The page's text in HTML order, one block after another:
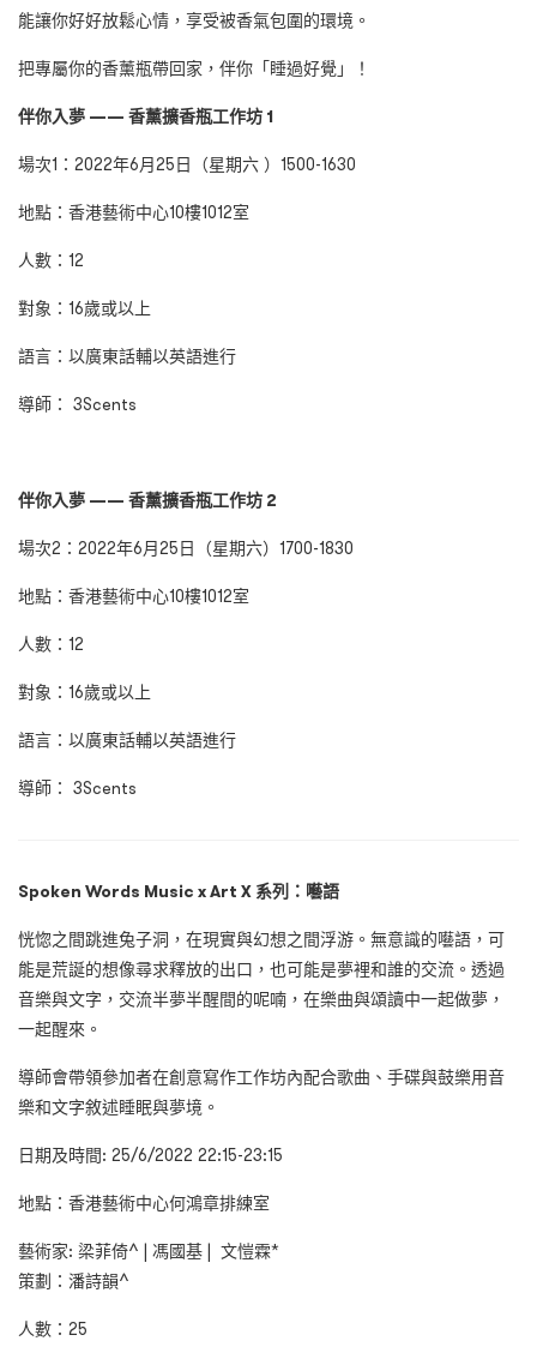
能讓你好好放鬆心情，享受被香氣包圍的環境。
把專屬你的香薰瓶帶回家，伴你「睡過好覺」！
伴你入夢 —— 香薰擴香瓶工作坊 1
場次1：2022年6月25日（星期六 ）1500-1630
地點：香港藝術中心10樓1012室
人數：12
對象：16歲或以上
語言：以廣東話輔以英語進行
導師： 3Scents
伴你入夢 —— 香薰擴香瓶工作坊 2
場次2：2022年6月25日（星期六）1700-1830
地點：香港藝術中心10樓1012室
人數：12
對象：16歲或以上
語言：以廣東話輔以英語進行
導師： 3Scents
Spoken Words Music x Art X 系列：囈語
恍惚之間跳進兔子洞，在現實與幻想之間浮游。無意識的囈語，可
能是荒誕的想像尋求釋放的出口，也可能是夢裡和誰的交流。透過
音樂與文字，交流半夢半醒間的呢喃，在樂曲與頌讀中一起做夢，
一起醒來。
導師會帶領參加者在創意寫作工作坊內配合歌曲、手碟與鼓樂用音
樂和文字敘述睡眠與夢境。
日期及時間: 25/6/2022 22:15-23:15
地點：香港藝術中心何鴻章排練室
藝術家: 梁菲倚^ | 馮國基 | 文愷霖*
策劃：潘詩韻^
人數：25